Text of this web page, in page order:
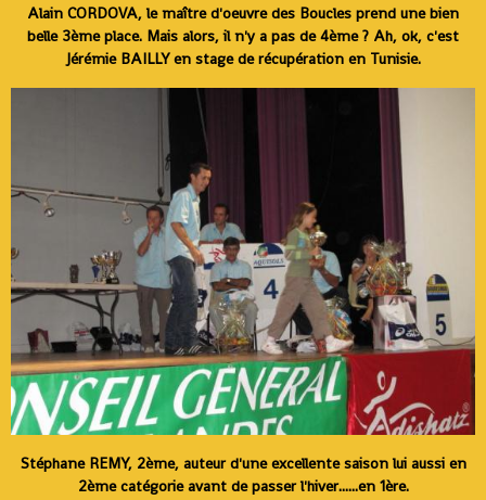
Alain CORDOVA, le maître d'oeuvre des Boucles prend une bien
belle 3ème place. Mais alors, il n'y a pas de 4ème ? Ah, ok, c'est
Jérémie BAILLY en stage de récupération en Tunisie.
Stéphane REMY, 2ème, auteur d'une excellente saison lui aussi en
2ème catégorie avant de passer l'hiver......en 1ère.